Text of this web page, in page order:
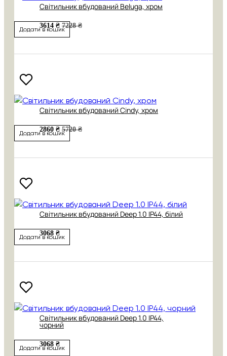
Світильник вбудований Beluga, хром
3614 ₴ 7228 ₴
Додати в кошик
Світильник вбудований Cindy, хром
2860 ₴ 5720 ₴
Додати в кошик
Світильник вбудований Deep 1.0 IP44, білий
3068 ₴
Додати в кошик
Світильник вбудований Deep 1.0 IP44,
чорний
3068 ₴
Додати в кошик